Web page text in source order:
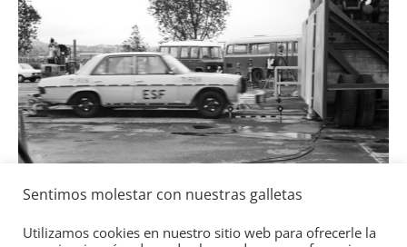
Seguridad
Llamada
Toyota y
gasolina
Sentimos molestar con nuestras galletas
Utilizamos cookies en nuestro sitio web para ofrecerle la